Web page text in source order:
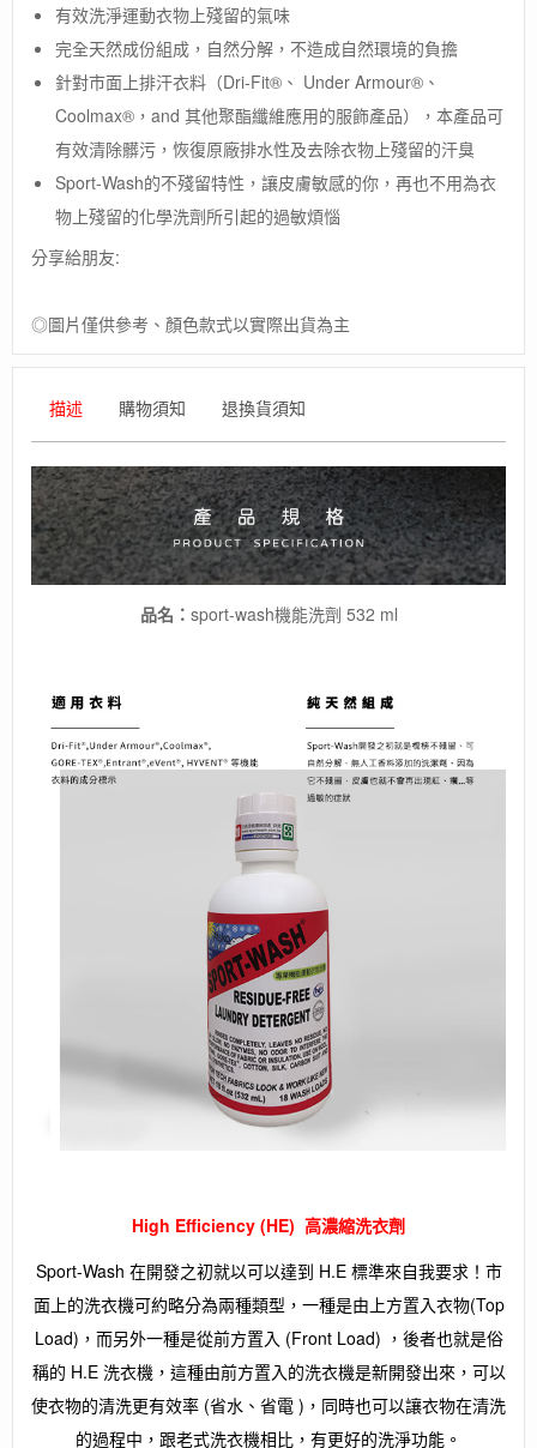
外
機
能
洗
/
山
服
飾
洗
劑
/
排
汗
有效洗淨運動衣物上殘留的氣味
完全天然成份組成，自然分解，不造成自然環境的負擔
針對市面上排汗衣料（Dri-Fit®、 Under Armour®、
Coolmax®，and 其他聚酯纖維應用的服飾產品），本產品可
有效清除髒污，恢復原廠排水性及去除衣物上殘留的汗臭
Sport-Wash的不殘留特性，讓皮膚敏感的你，再也不用為衣
物上殘留的化學洗劑所引起的過敏煩惱
分享給朋友:
◎圖片僅供參考、顏色款式以實際出貨為主
描述 購物須知 退換貨須知
品名： sport-wash機能洗劑 532 ml
High Efficiency (HE) 高濃縮洗衣劑
Sport-Wash 在開發之初就以可以達到 H.E 標準來自我要求！市
面上的洗衣機可約略分為兩種類型，一種是由上方置入衣物(Top
Load)，而另外一種是從前方置入 (Front Load) ，後者也就是俗
稱的 H.E 洗衣機，這種由前方置入的洗衣機是新開發出來，可以
使衣物的清洗更有效率 (省水、省電 )，同時也可以讓衣物在清洗
的過程中，跟老式洗衣機相比，有更好的洗淨功能。